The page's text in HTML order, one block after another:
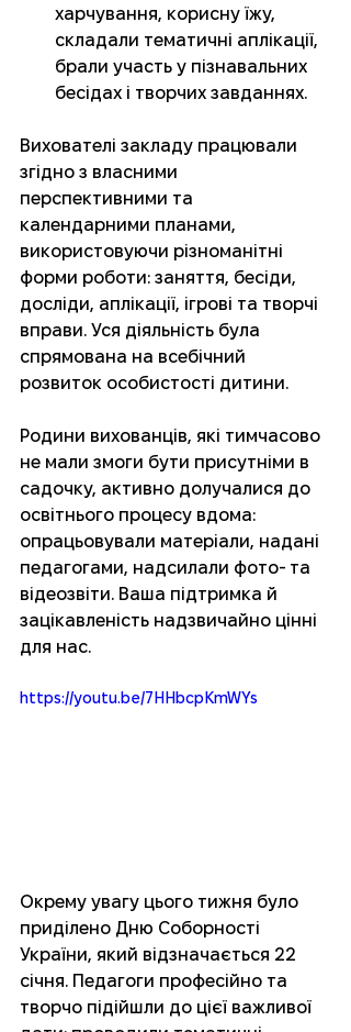
харчування, корисну їжу,
складали тематичні аплікації,
брали участь у пізнавальних
бесідах і творчих завданнях.
Вихователі закладу працювали
згідно з власними
перспективними та
календарними планами,
використовуючи різноманітні
форми роботи: заняття, бесіди,
досліди, аплікації, ігрові та творчі
вправи. Уся діяльність була
спрямована на всебічний
розвиток особистості дитини.
Родини вихованців, які тимчасово
не мали змоги бути присутніми в
садочку, активно долучалися до
освітнього процесу вдома:
опрацьовували матеріали, надані
педагогами, надсилали фото- та
відеозвіти. Ваша підтримка й
зацікавленість надзвичайно цінні
для нас.
https://youtu.be/7HHbcpKmWYs
Окрему увагу цього тижня було
приділено Дню Соборності
України, який відзначається 22
січня. Педагоги професійно та
творчо підійшли до цієї важливої